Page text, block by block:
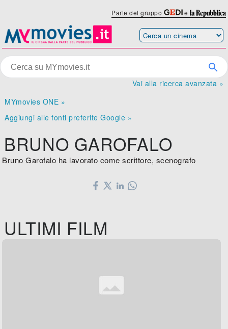
Parte del gruppo e
Vai alla ricerca avanzata »
MYmovies ONE »
Aggiungi alle fonti preferite Google »
BRUNO GAROFALO
Bruno Garofalo ha lavorato come scrittore, scenografo
ULTIMI FILM